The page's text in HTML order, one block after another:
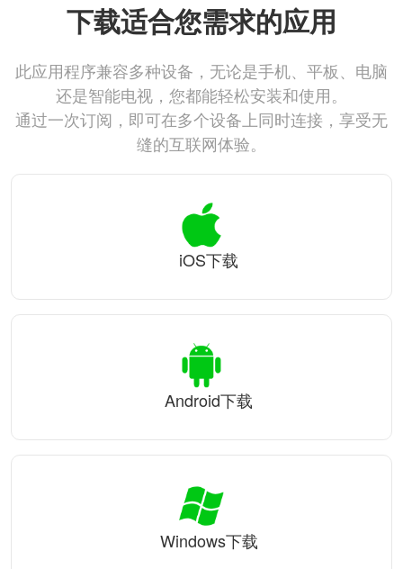
下载适合您需求的应用
此应用程序兼容多种设备，无论是手机、平板、电脑
还是智能电视，您都能轻松安装和使用。
通过一次订阅，即可在多个设备上同时连接，享受无
缝的互联网体验。
iOS下载
Android下载
Windows下载